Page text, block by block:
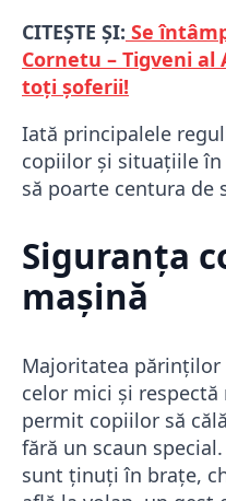
CITEȘTE ȘI: Se
Cornetu – Tigveni al
toți șoferii!
Iată principalele
copiilor și situațiile
să poarte centura de
Siguranța
mașină
Majoritatea părinților
celor mici și
permit copiilor să
fără un scaun
sunt ținuți în brațe,